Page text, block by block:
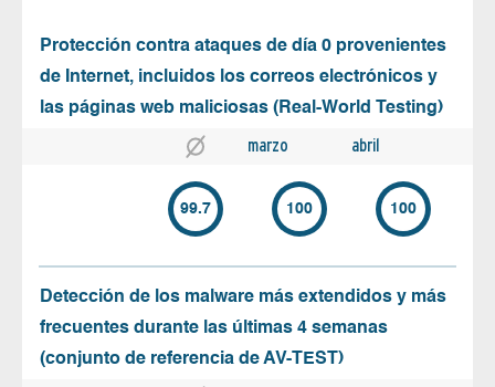
Protección contra ataques de día 0 provenientes
de Internet, incluidos los correos electrónicos y
las páginas web maliciosas (Real-World Testing)
marzo abril
99.7 100 100
Detección de los malware más extendidos y más
frecuentes durante las últimas 4 semanas
(conjunto de referencia de AV-TEST)